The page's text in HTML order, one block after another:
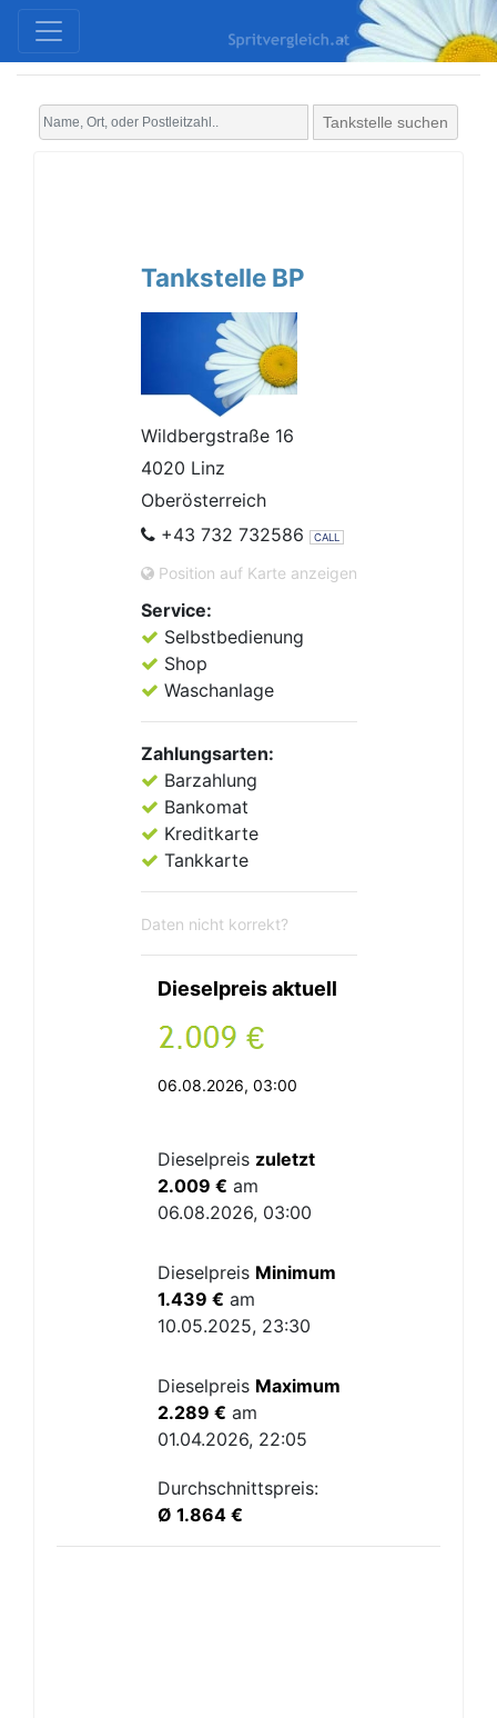
Tankstelle suchen
Tankstelle BP
Wildbergstraße 16
4020 Linz
Oberösterreich
+43 732 732586
CALL
Position auf Karte anzeigen
Service:
Selbstbedienung
Shop
Waschanlage
Zahlungsarten:
Barzahlung
Bankomat
Kreditkarte
Tankkarte
Daten nicht korrekt?
Dieselpreis aktuell
. €
06.08.2026, 03:00
Dieselpreis zuletzt
2.009 € am
06.08.2026, 03:00
Dieselpreis Minimum
1.439 € am
10.05.2025, 23:30
Dieselpreis Maximum
2.289 € am
01.04.2026, 22:05
Durchschnittspreis:
Ø 1.864 €